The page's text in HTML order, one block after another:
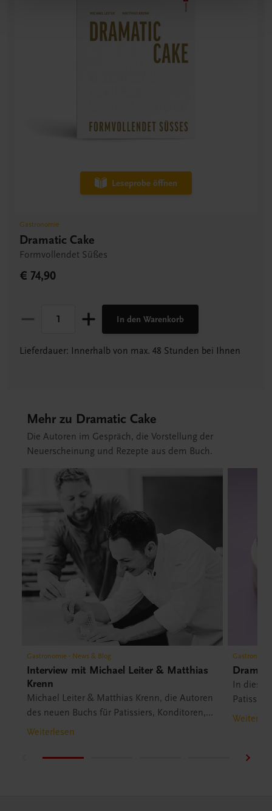
Leseprobe öffnen
Gastronomie
Dramatic Cake
Formvollendet Süßes
€ 74,90
In den Warenkorb
Lieferdauer: Innerhalb von max. 48 Stunden bei Ihnen
Mehr zu Dramatic Cake
Die Autoren im Gespräch, die Vorstellung der
Neuerscheinung und Rezepte aus dem Buch.
Gastronomie - News & Blog
Interview mit Michael Leiter & Matthias
Krenn
Michael Leiter & Matthias Krenn, die Autoren
des neuen Buchs für Patissiers, Konditoren,
Bäckerei, Lehrlinge und Hobbykonditoren, im
Weiterlesen
In